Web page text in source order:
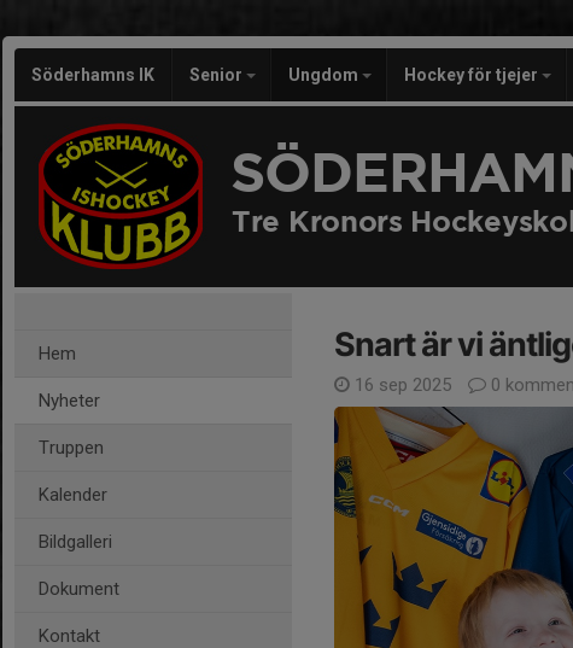
Söderhamns IK Senior Ungdom Hockey för tjejer
Tre Kronors
Hem
Nyheter
Truppen
Kalender
Bildgalleri
Dokument
Kontakt
Snart är vi
16 sep 2025 0